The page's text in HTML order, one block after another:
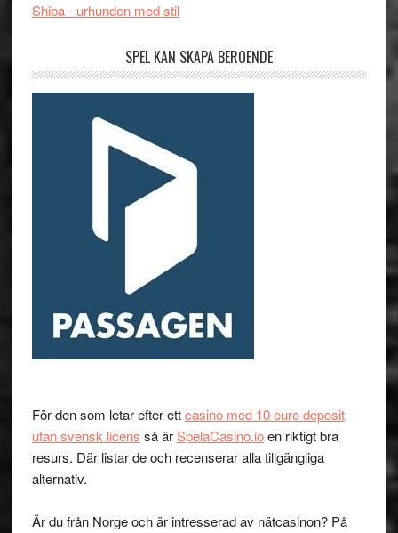
Shiba - urhunden med stil
SPEL KAN SKAPA BEROENDE
För den som letar efter ettcasino med 10 euro deposit
utan svensk licens så ärSpelaCasino.ioen riktigt bra
resurs. Där listar de och recenserar alla tillgängliga
alternativ.
Är du från Norge och är intresserad av nätcasinon? På